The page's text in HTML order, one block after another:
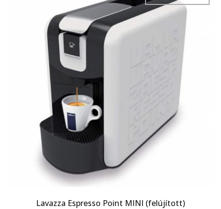
Lavazza Espresso Point MINI (felújított)